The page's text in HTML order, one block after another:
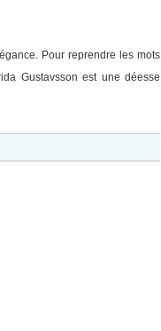
Pour reprendre les mots
Gustavsson est une déesse